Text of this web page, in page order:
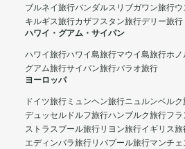
ブルネイ旅行バンダルスリブガワン旅行ウ
キルギス旅行カザフスタン旅行デリー旅行
ハワイ・グアム・サイパン
ハワイ旅行ハワイ島旅行マウイ島旅行ホノ
グアム旅行サイパン旅行パラオ旅行
ヨーロッパ
ドイツ旅行 ミュンヘン旅行ニュルンベルク
デュッセルドルフ旅行ハンブルク旅行フ
ストラスブール旅行リヨン旅行イギリス旅
エディンバラ旅行リバプール旅行マンチ